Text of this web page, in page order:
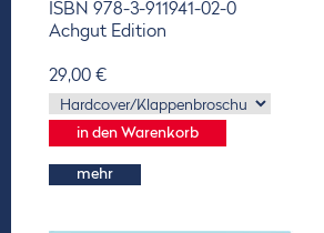
ISBN 978-3-911941-02-0
Achgut Edition
29,00 €
mehr